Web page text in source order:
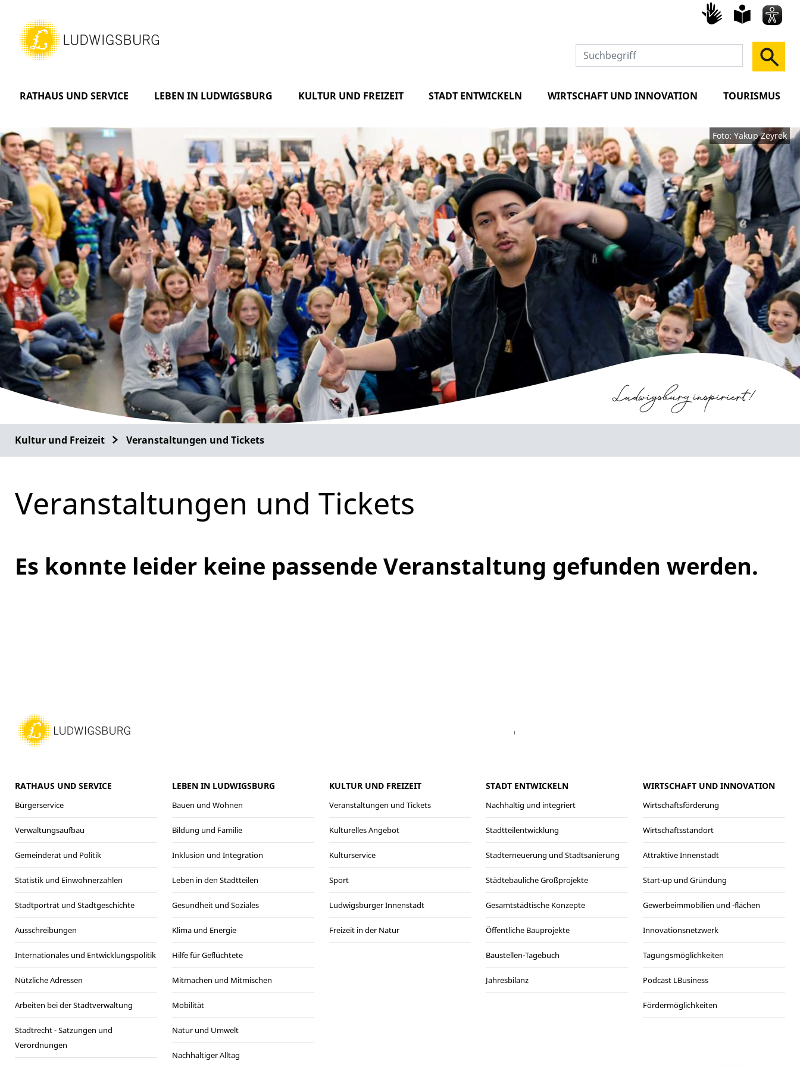
RATHAUS UND SERVICE LEBEN IN LUDWIGSBURG KULTUR UND FREIZEIT STADT ENTWICKELN WIRTSCHAFT UND INNOVATION TOURISMUS
Foto: Yakup Zeyrek
Kultur und Freizeit Veranstaltungen und Tickets
Veranstaltungen und Tickets
Es konnte leider keine passende Veranstaltung gefunden werden.
LinkedIn
RATHAUS UND SERVICE
Bürgerservice
Verwaltungsaufbau
Gemeinderat und Politik
Statistik und Einwohnerzahlen
Stadtporträt und Stadtgeschichte
Ausschreibungen
Internationales und Entwicklungspolitik
Nützliche Adressen
Arbeiten bei der Stadtverwaltung
Stadtrecht - Satzungen und
Verordnungen
LEBEN IN LUDWIGSBURG
Bauen und Wohnen
Bildung und Familie
Inklusion und Integration
Leben in den Stadtteilen
Gesundheit und Soziales
Klima und Energie
Hilfe für Geflüchtete
Mitmachen und Mitmischen
Mobilität
Natur und Umwelt
Nachhaltiger Alltag
KULTUR UND FREIZEIT
Veranstaltungen und Tickets
Kulturelles Angebot
Kulturservice
Sport
Ludwigsburger Innenstadt
Freizeit in der Natur
STADT ENTWICKELN
Nachhaltig und integriert
Stadtteilentwicklung
Stadterneuerung und Stadtsanierung
Städtebauliche Großprojekte
Gesamtstädtische Konzepte
Öffentliche Bauprojekte
Baustellen-Tagebuch
Jahresbilanz
WIRTSCHAFT UND INNOVATION
Wirtschaftsförderung
Wirtschaftsstandort
Attraktive Innenstadt
Start-up und Gründung
Gewerbeimmobilien und -flächen
Innovationsnetzwerk
Tagungsmöglichkeiten
Podcast LBusiness
Fördermöglichkeiten